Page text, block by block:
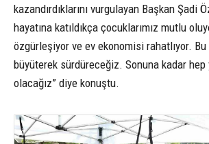
kazandırdıklarını vurgulayan Başkan Şadi
hayatına katıldıkça çocuklarımız mutlu
özgürleşiyor ve ev ekonomisi rahatlıyor. Bu
büyüterek sürdüreceğiz. Sonuna kadar hep
olacağız” diye konuştu.